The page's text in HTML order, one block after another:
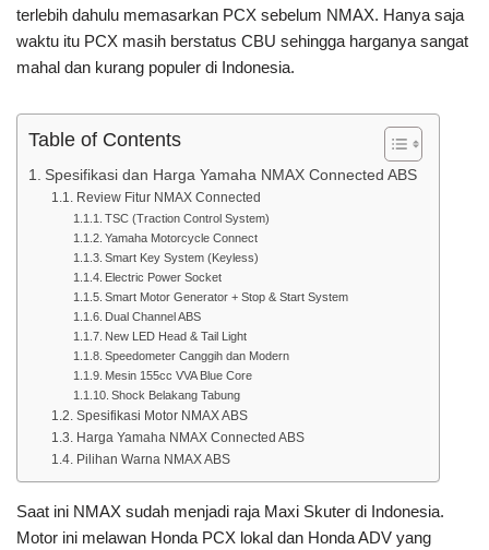
terlebih dahulu memasarkan PCX sebelum NMAX. Hanya saja
waktu itu PCX masih berstatus CBU sehingga harganya sangat
mahal dan kurang populer di Indonesia.
Table of Contents
Spesifikasi dan Harga Yamaha NMAX Connected ABS
Review Fitur NMAX Connected
TSC (Traction Control System)
Yamaha Motorcycle Connect
Smart Key System (Keyless)
Electric Power Socket
Smart Motor Generator + Stop & Start System
Dual Channel ABS
New LED Head & Tail Light
Speedometer Canggih dan Modern
Mesin 155cc VVA Blue Core
Shock Belakang Tabung
Spesifikasi Motor NMAX ABS
Harga Yamaha NMAX Connected ABS
Pilihan Warna NMAX ABS
Saat ini NMAX sudah menjadi raja Maxi Skuter di Indonesia.
Motor ini melawan Honda PCX lokal dan Honda ADV yang